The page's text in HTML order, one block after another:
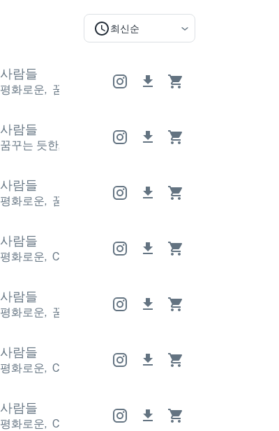
최신순
사람들
평화로운, 꿈꾸는 듯한 평화로운 꿈꾸는 듯한
사람들
꿈꾸는 듯한, 꿈꾸는 듯한,
사람들
평화로운, 꿈꾸는 듯한 평화로운 꿈꾸는 듯한
사람들
평화로운, Calm 평화로운 Calm 평화로운
사람들
평화로운, 꿈꾸는 듯한 평화로운 꿈꾸는 듯한
사람들
평화로운, Calm 평화로운 Calm 평화로운
사람들
평화로운, Calm 평화로운 Calm 평화로운